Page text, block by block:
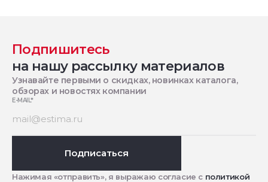
Подпишитесь
на нашу рассылку материалов
Узнавайте первыми о скидках, новинках каталога,
обзорах и новостях компании
E-MAIL*
Подписаться
Нажимая «отправить», я выражаю согласие с политикой